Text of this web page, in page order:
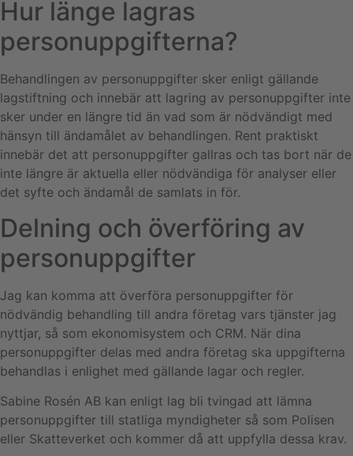
Hur länge lagras
personuppgifterna?
Behandlingen av personuppgifter sker enligt gällande
lagstiftning och innebär att lagring av personuppgifter inte
sker under en längre tid än vad som är nödvändigt med
hänsyn till ändamålet av behandlingen. Rent praktiskt
innebär det att personuppgifter gallras och tas bort när de
inte längre är aktuella eller nödvändiga för analyser eller
det syfte och ändamål de samlats in för.
Delning och överföring av
personuppgifter
Jag kan komma att överföra personuppgifter för
nödvändig behandling till andra företag vars tjänster jag
nyttjar, så som ekonomisystem och CRM. När dina
personuppgifter delas med andra företag ska uppgifterna
behandlas i enlighet med gällande lagar och regler.
Sabine Rosén AB kan enligt lag bli tvingad att lämna
personuppgifter till statliga myndigheter så som Polisen
eller Skatteverket och kommer då att uppfylla dessa krav.